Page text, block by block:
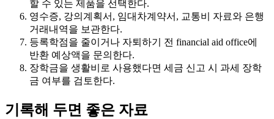
할 수 있는 제품을 선택한다.
영수증, 강의계획서, 임대차계약서, 교통비 자료와 은행
거래내역을 보관한다.
등록학점을 줄이거나 자퇴하기 전 financial aid office에
반환 예상액을 문의한다.
장학금을 생활비로 사용했다면 세금 신고 시 과세 장학
금 여부를 검토한다.
기록해 두면 좋은 자료